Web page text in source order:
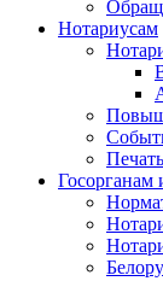
Нотариусам
Госорганам